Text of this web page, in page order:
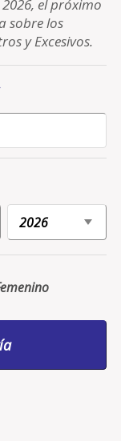
el próximo
sobre los
y Excesivos.